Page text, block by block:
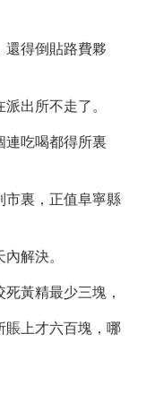
還得倒貼路費夥
出所不走了。
連吃喝都得所裏
市裏，正值阜寧縣
解決。
黃精最少三塊，
賬上才六百塊，哪